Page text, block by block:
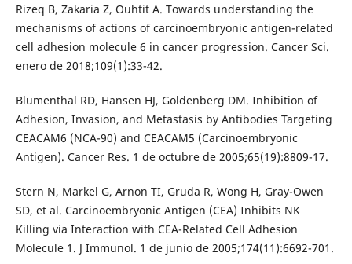
Rizeq B, Zakaria Z, Ouhtit A. Towards understanding the
mechanisms of actions of carcinoembryonic antigen-related
cell adhesion molecule 6 in cancer progression. Cancer Sci.
enero de 2018;109(1):33-42.
Blumenthal RD, Hansen HJ, Goldenberg DM. Inhibition of
Adhesion, Invasion, and Metastasis by Antibodies Targeting
CEACAM6 (NCA-90) and CEACAM5 (Carcinoembryonic
Antigen). Cancer Res. 1 de octubre de 2005;65(19):8809-17.
Stern N, Markel G, Arnon TI, Gruda R, Wong H, Gray-Owen
SD, et al. Carcinoembryonic Antigen (CEA) Inhibits NK
Killing via Interaction with CEA-Related Cell Adhesion
Molecule 1. J Immunol. 1 de junio de 2005;174(11):6692-701.